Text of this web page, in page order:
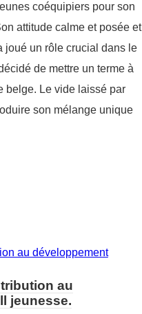
coéquipiers pour son
attitude calme et posée et
joué un rôle crucial dans le
de mettre un terme à
belge. Le vide laissé par
son mélange unique
au
jeunesse.